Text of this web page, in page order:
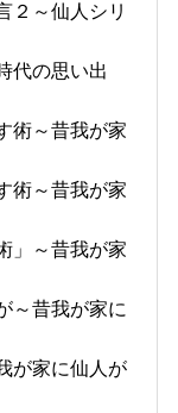
２～仙人シリ
代の思い出
術～昔我が家
術～昔我が家
」～昔我が家
～昔我が家に
が家に仙人が